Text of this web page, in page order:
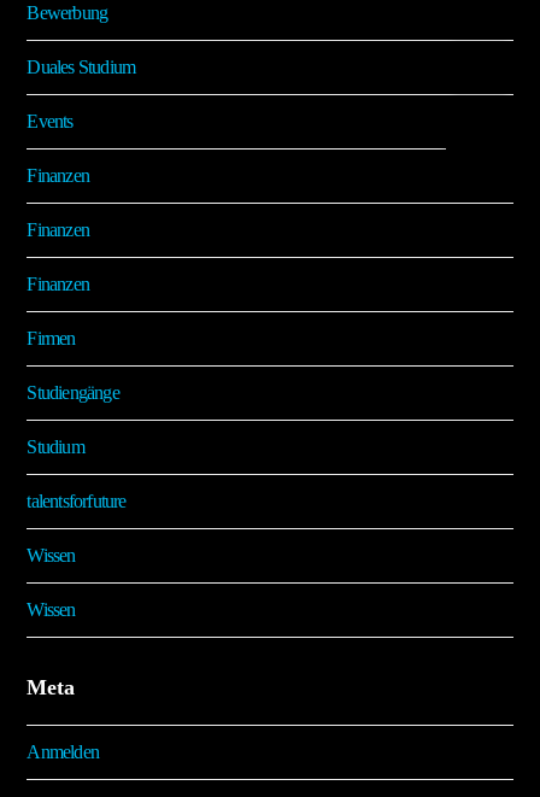
Bewerbung
Duales Studium
Events
Finanzen
Finanzen
Finanzen
Firmen
Studiengänge
Studium
talentsforfuture
Wissen
Wissen
Meta
Anmelden